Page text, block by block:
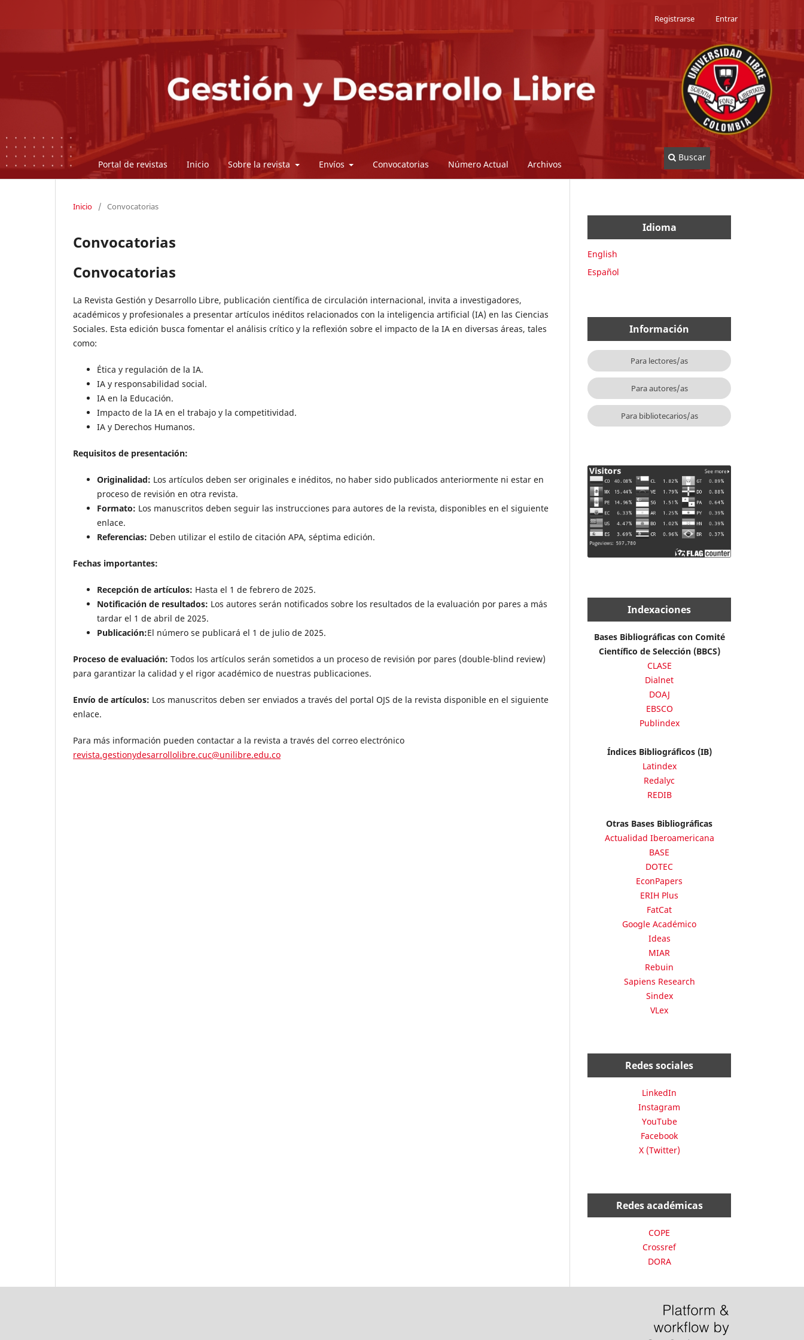
Portal de revistas Inicio Sobre la revista Envíos Convocatorias Número Actual Archivos
Buscar
Registrarse Entrar
Inicio / Convocatorias
Convocatorias
Convocatorias
La Revista Gestión y Desarrollo Libre, publicación científica de circulación internacional, invita a investigadores,
académicos y profesionales a presentar artículos inéditos relacionados con la inteligencia artificial (IA) en las Ciencias
Sociales. Esta edición busca fomentar el análisis crítico y la reflexión sobre el impacto de la IA en diversas áreas, tales
como:
Ética y regulación de la IA.
IA y responsabilidad social.
IA en la Educación.
Impacto de la IA en el trabajo y la competitividad.
IA y Derechos Humanos.
Requisitos de presentación:
Originalidad: Los artículos deben ser originales e inéditos, no haber sido publicados anteriormente ni estar en
proceso de revisión en otra revista.
Formato: Los manuscritos deben seguir las instrucciones para autores de la revista, disponibles en el siguiente
enlace.
Referencias: Deben utilizar el estilo de citación APA, séptima edición.
Fechas importantes:
Recepción de artículos: Hasta el 1 de febrero de 2025.
Notificación de resultados: Los autores serán notificados sobre los resultados de la evaluación por pares a más
tardar el 1 de abril de 2025.
Publicación:El número se publicará el 1 de julio de 2025.
Proceso de evaluación: Todos los artículos serán sometidos a un proceso de revisión por pares (double-blind review)
para garantizar la calidad y el rigor académico de nuestras publicaciones.
Envío de artículos: Los manuscritos deben ser enviados a través del portal OJS de la revista disponible en el siguiente
enlace.
Para más información pueden contactar a la revista a través del correo electrónico
revista.gestionydesarrollolibre.cuc@unilibre.edu.co
Idioma
English
Español
Información
Para lectores/as
Para autores/as
Para bibliotecarios/as
Indexaciones
Bases Bibliográficas con Comité
Científico de Selección (BBCS)
CLASE
Dialnet
DOAJ
EBSCO
Publindex
Índices Bibliográficos (IB)
Latindex
Redalyc
REDIB
Otras Bases Bibliográficas
Actualidad Iberoamericana
BASE
DOTEC
EconPapers
ERIH Plus
FatCat
Google Académico
Ideas
MIAR
Rebuin
Sapiens Research
Sindex
VLex
Redes sociales
LinkedIn
Instagram
YouTube
Facebook
X (Twitter)
Redes académicas
COPE
Crossref
DORA